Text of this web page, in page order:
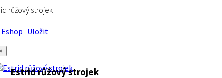
růžový strojek
Uložit
Estrid růžový strojek